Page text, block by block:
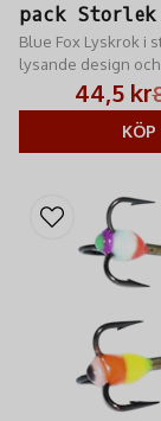
pack Storlek
Blue Fox Lyskrok i
lysande design och
teknologi för ökad
44,5 kr
KÖP